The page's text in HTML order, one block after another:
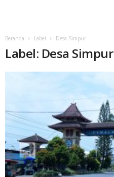
Beranda Label Desa Simpur
Label: Desa Simpur